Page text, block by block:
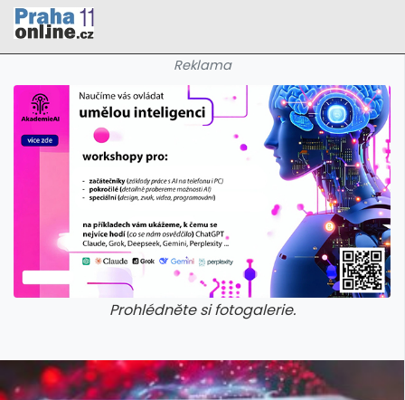
Reklama
Prohlédněte si fotogalerie.